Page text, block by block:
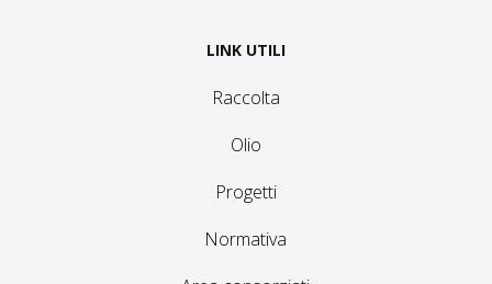
LINK UTILI
Raccolta
Olio
Progetti
Normativa